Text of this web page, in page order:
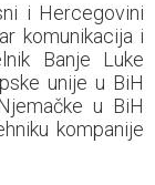
i Hercegovini
komunikacija i
Banje Luke
unije u BiH
u BiH
kompanije